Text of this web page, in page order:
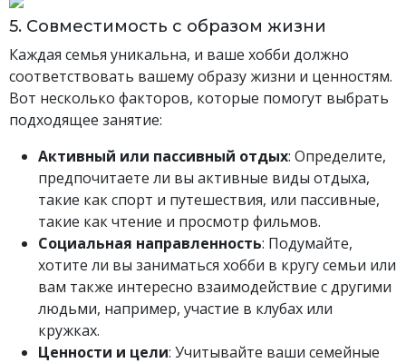
5. Совместимость с образом жизни
Каждая семья уникальна, и ваше хобби должно
соответствовать вашему образу жизни и ценностям.
Вот несколько факторов, которые помогут выбрать
подходящее занятие:
Активный или пассивный отдых: Определите,
предпочитаете ли вы активные виды отдыха,
такие как спорт и путешествия, или пассивные,
такие как чтение и просмотр фильмов.
Социальная направленность: Подумайте,
хотите ли вы заниматься хобби в кругу семьи или
вам также интересно взаимодействие с другими
людьми, например, участие в клубах или
кружках.
Ценности и цели: Учитывайте ваши семейные